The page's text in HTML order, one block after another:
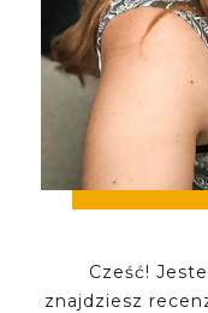
Cześć!
znajdziesz